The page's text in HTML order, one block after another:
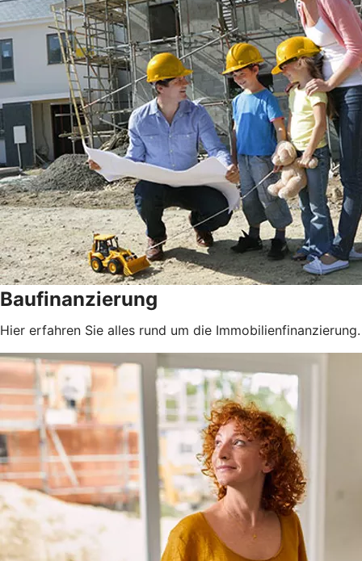
Baufinanzierung
Hier erfahren Sie alles rund um die Immobilienfinanzierung.